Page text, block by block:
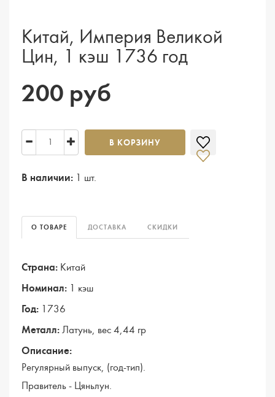
Китай, Империя Великой
Цин, 1 кэш 1736 год
200 руб
В КОРЗИНУ
В наличии: 1 шт.
О ТОВАРЕ ДОСТАВКА СКИДКИ
Страна: Китай
Номинал: 1 кэш
Год: 1736
Металл: Латунь, вес 4,44 гр
Описание:
Регулярный выпуск, (год-тип).
Правитель - Цяньлун.